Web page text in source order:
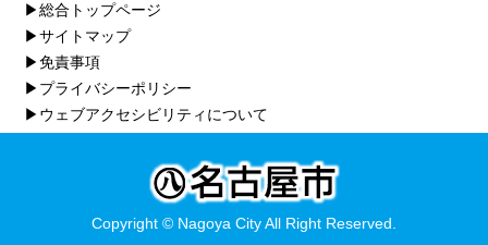
▶総合トップページ
▶サイトマップ
▶免責事項
▶プライバシーポリシー
▶ウェブアクセシビリティについて
Copyright © Nagoya City All Right Reserved.